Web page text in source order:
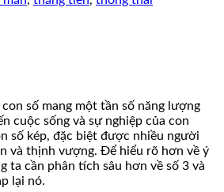
số mang một tần số năng lượng
cuộc sống và sự nghiệp của con
số kép, đặc biệt được nhiều người
và thịnh vượng. Để hiểu rõ hơn về ý
ta cần phân tích sâu hơn về số 3 và
lại nó.